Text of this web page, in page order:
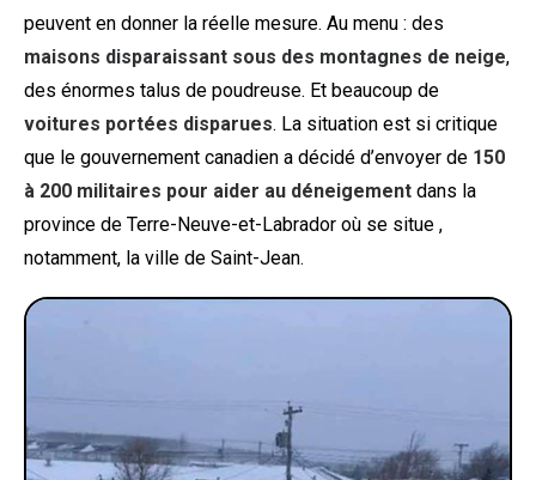
peuvent en donner la réelle mesure. Au menu : des
maisons disparaissant sous des montagnes de neige,
des énormes talus de poudreuse. Et beaucoup de
voitures portées disparues. La situation est si critique
que le gouvernement canadien a décidé d’envoyer de 150
à 200 militaires pour aider au déneigement dans la
province de Terre-Neuve-et-Labrador où se situe ,
notamment, la ville de Saint-Jean.